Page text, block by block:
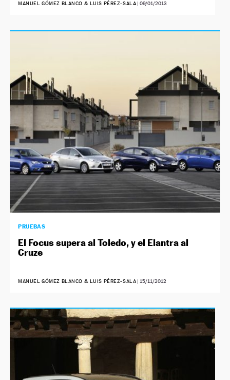
MANUEL GÓMEZ BLANCO & LUIS PÉREZ-SALA |09/01/2013
PRUEBAS
El Focus supera al Toledo, y el Elantra al
Cruze
MANUEL GÓMEZ BLANCO & LUIS PÉREZ-SALA | 15/11/2012